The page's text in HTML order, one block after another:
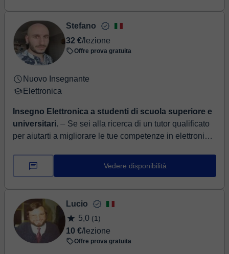
Stefano
32 €/lezione
Offre prova gratuita
Nuovo Insegnante
Elettronica
Insegno Elettronica a studenti di scuola superiore e
universitari. ⏤ Se sei alla ricerca di un tutor qualificato
per aiutarti a migliorare le tue competenze in elettronica,
Vedere disponibilità
Lucio
5,0 (1)
10 €/lezione
Offre prova gratuita